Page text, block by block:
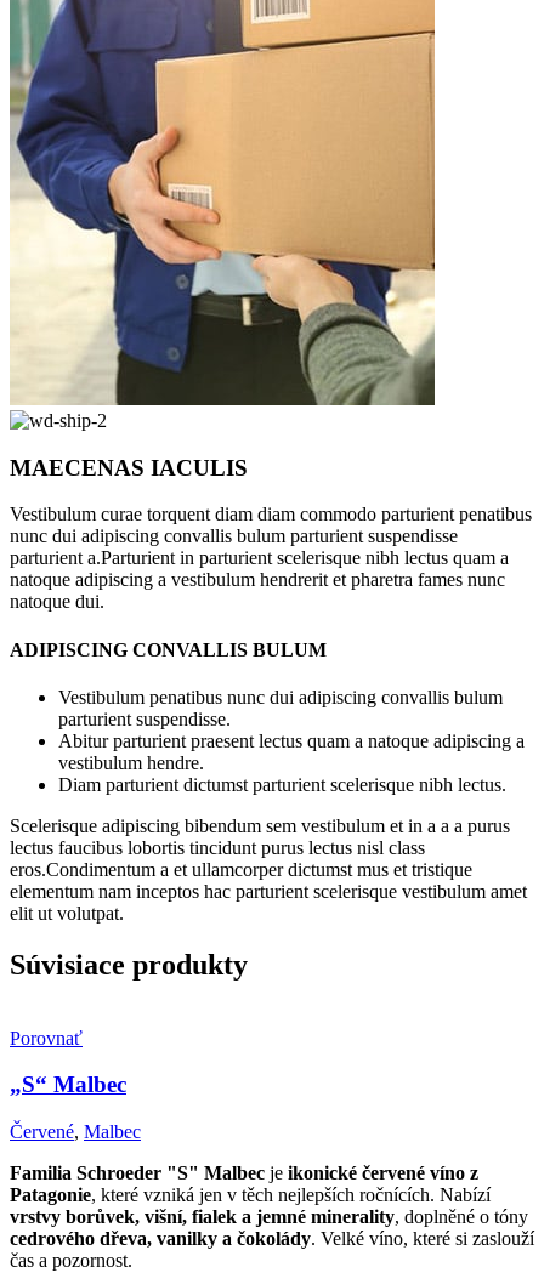
MAECENAS IACULIS
Vestibulum curae torquent diam diam commodo parturient penatibus
nunc dui adipiscing convallis bulum parturient suspendisse
parturient a.Parturient in parturient scelerisque nibh lectus quam a
natoque adipiscing a vestibulum hendrerit et pharetra fames nunc
natoque dui.
ADIPISCING CONVALLIS BULUM
Vestibulum penatibus nunc dui adipiscing convallis bulum
parturient suspendisse.
Abitur parturient praesent lectus quam a natoque adipiscing a
vestibulum hendre.
Diam parturient dictumst parturient scelerisque nibh lectus.
Scelerisque adipiscing bibendum sem vestibulum et in a a a purus
lectus faucibus lobortis tincidunt purus lectus nisl class
eros.Condimentum a et ullamcorper dictumst mus et tristique
elementum nam inceptos hac parturient scelerisque vestibulum amet
elit ut volutpat.
Súvisiace produkty
Porovnať
„S“ Malbec
Červené, Malbec
Familia Schroeder "S" Malbec je ikonické červené víno z
Patagonie, které vzniká jen v těch nejlepších ročnících. Nabízí
vrstvy borůvek, višní, fialek a jemné minerality, doplněné o tóny
cedrového dřeva, vanilky a čokolády. Velké víno, které si zaslouží
čas a pozornost.